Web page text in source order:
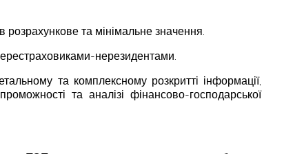
та мінімальне значення.
нерезидентами.
та комплексному розкритті інформації,
та аналізі фінансово-господарської